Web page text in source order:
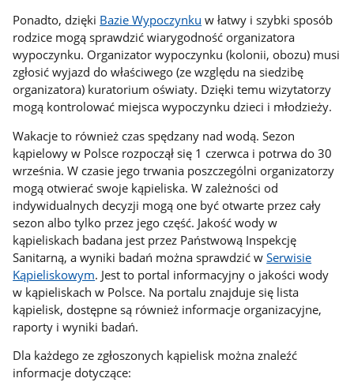
Ponadto, dzięki Bazie Wypoczynku w łatwy i szybki sposób
rodzice mogą sprawdzić wiarygodność organizatora
wypoczynku. Organizator wypoczynku (kolonii, obozu) musi
zgłosić wyjazd do właściwego (ze względu na siedzibę
organizatora) kuratorium oświaty. Dzięki temu wizytatorzy
mogą kontrolować miejsca wypoczynku dzieci i młodzieży.
Wakacje to również czas spędzany nad wodą. Sezon
kąpielowy w Polsce rozpoczął się 1 czerwca i potrwa do 30
września. W czasie jego trwania poszczególni organizatorzy
mogą otwierać swoje kąpieliska. W zależności od
indywidualnych decyzji mogą one być otwarte przez cały
sezon albo tylko przez jego część. Jakość wody w
kąpieliskach badana jest przez Państwową Inspekcję
Sanitarną, a wyniki badań można sprawdzić wSerwisie
Kąpieliskowym. Jest to portal informacyjny o jakości wody
w kąpieliskach w Polsce. Na portalu znajduje się lista
kąpielisk, dostępne są również informacje organizacyjne,
raporty i wyniki badań.
Dla każdego ze zgłoszonych kąpielisk można znaleźć
informacje dotyczące: